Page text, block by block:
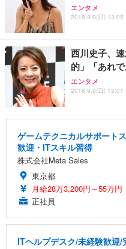
エンタメ
2018.9.9(日) 13:05
西川史子、
的」「あれ
エンタメ
2018.9.9(日) 13:01
ゲームテクニカルサポート
歓迎・ITスキル習得
株式会社Meta Sales
東京都
月給28万3,200円～55万円
正社員
ITヘルプデスク/未経験歓迎